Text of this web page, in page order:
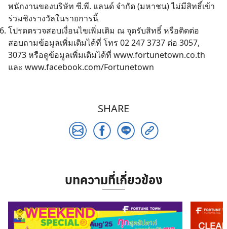
พนักงานของบริษัท ซี.พี. แลนด์ จำกัด (มหาชน) ไม่มีสิทธิ์เข้า
ร่วมชิงรางวัลในรายการนี้
โปรดตรวจสอบเงื่อนไขเพิ่มเติม ณ จุดรับสิทธิ์ หรือติดต่อ
สอบถามข้อมูลเพิ่มเติมได้ที่ โทร 02 247 3737 ต่อ 3057,
3073 หรือดูข้อมูลเพิ่มเติมได้ที่ www.fortunetown.co.th
และ www.facebook.com/Fortunetown
SHARE
บทความที่เกี่ยวข้อง